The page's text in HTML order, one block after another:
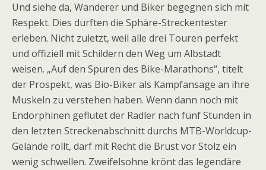
Und siehe da, Wanderer und Biker be­geg­nen sich mit
Respekt. Dies durften die Sphäre-Streckentester
erleben. Nicht zuletzt, weil alle drei Touren perfekt
und offiziell mit Schildern den Weg um Albstadt
weisen. „Auf den Spuren des Bike-Marathons“, titelt
der Prospekt, was Bio-Biker als Kampfansage an ihre
Muskeln zu verstehen haben. Wenn dann noch mit
Endorphinen geflutet der Radler nach fünf Stunden in
den letzten Streckenabschnitt durchs MTB-Worldcup-
Gelände rollt, darf mit Recht die Brust vor Stolz ein
wenig schwellen. Zweifelsohne krönt das legendäre